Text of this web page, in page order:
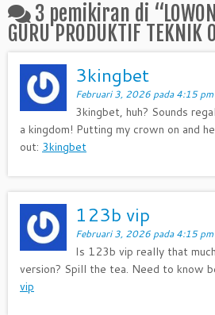
3 pemikiran di “
GURU PRODUKTIF TEKNIK
3kingbet
Februari 3, 2026 pada 4:15 pm
3kingbet, huh? Sounds
a kingdom! Putting my crown on and
out: 3kingbet
123b vip
Februari 3, 2026 pada 4:15 pm
Is 123b vip really that
version? Spill the tea. Need to know
vip